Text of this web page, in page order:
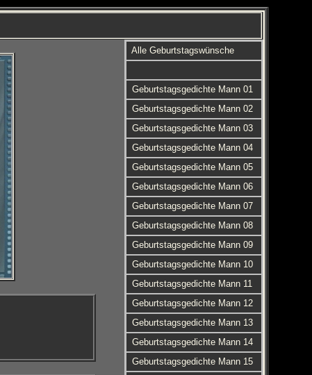
Alle Geburtstagswünsche
Geburtstagsgedichte Mann 01
Geburtstagsgedichte Mann 02
Geburtstagsgedichte Mann 03
Geburtstagsgedichte Mann 04
Geburtstagsgedichte Mann 05
Geburtstagsgedichte Mann 06
Geburtstagsgedichte Mann 07
Geburtstagsgedichte Mann 08
Geburtstagsgedichte Mann 09
Geburtstagsgedichte Mann 10
Geburtstagsgedichte Mann 11
Geburtstagsgedichte Mann 12
Geburtstagsgedichte Mann 13
Geburtstagsgedichte Mann 14
Geburtstagsgedichte Mann 15